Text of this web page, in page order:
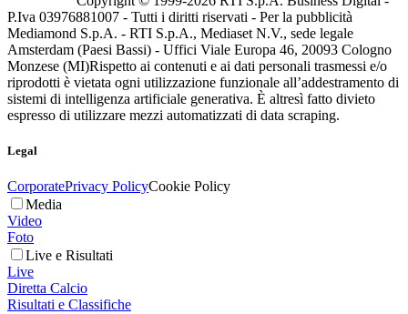
P.Iva 03976881007 - Tutti i diritti riservati - Per la pubblicità
Mediamond S.p.A. - RTI S.p.A., Mediaset N.V., sede legale
Amsterdam (Paesi Bassi) - Uffici Viale Europa 46, 20093 Cologno
Monzese (MI)Rispetto ai contenuti e ai dati personali trasmessi e/o
riprodotti è vietata ogni utilizzazione funzionale all’addestramento di
sistemi di intelligenza artificiale generativa. È altresì fatto divieto
espresso di utilizzare mezzi automatizzati di data scraping.
Legal
CorporatePrivacy PolicyCookie Policy
Media
Video
Foto
Live e Risultati
Live
Diretta Calcio
Risultati e Classifiche